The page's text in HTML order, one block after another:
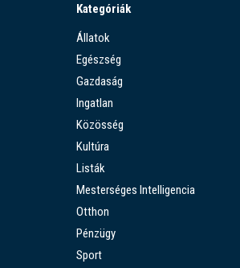
Kategóriák
Állatok
Egészség
Gazdaság
Ingatlan
Közösség
Kultúra
Listák
Mesterséges Intelligencia
Otthon
Pénzügy
Sport